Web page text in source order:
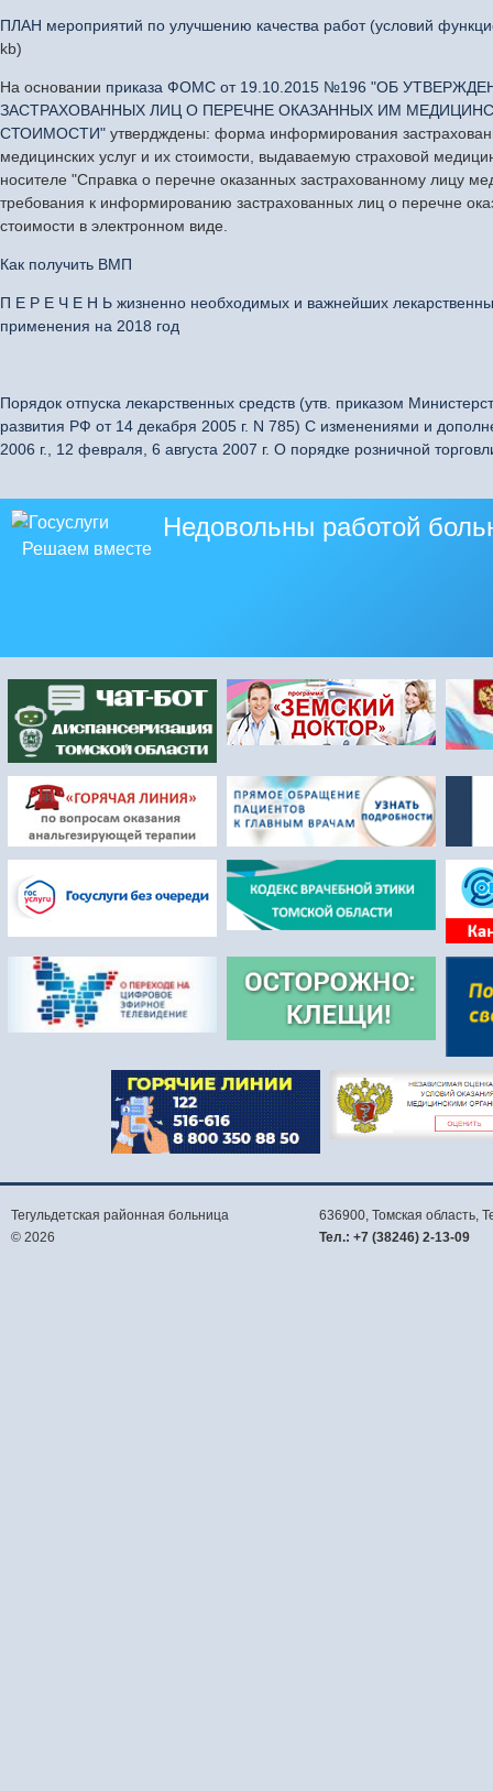
ПЛАН мероприятий по улучшению качества работ (условий
kb)
На основании приказа ФОМС от 19.10.2015 №196 "ОБ
ЗАСТРАХОВАННЫХ ЛИЦ О ПЕРЕЧНЕ ОКАЗАННЫХ ИМ
СТОИМОСТИ" утвердждены: форма информирования
медицинских услуг и их стоимости, выдаваемую страховой
носителе "Справка о перечне оказанных застрахованному лицу
требования к информированию застрахованных лиц о перечне
стоимости в электронном виде.
Как получить ВМП
П Е Р Е Ч Е Н Ь жизненно необходимых и важнейших
применения на 2018 год
Порядок отпуска лекарственных средств (утв. приказом
развития РФ от 14 декабря 2005 г. N 785) С изменениями и
2006 г., 12 февраля, 6 августа 2007 г. О порядке розничной
Решаем вместе
Недовольны работой
Тегульдетская районная больница
© 2026
636900, Томская область,
Тел.: +7 (38246) 2-13-09